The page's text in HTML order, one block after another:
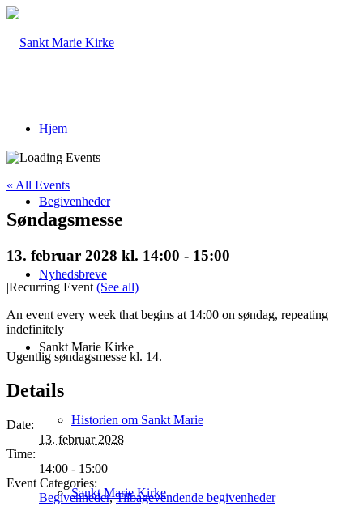
Hjem
Begivenheder
Nyhedsbreve
Sankt Marie Kirke
Historien om Sankt Marie
Sankt Marie Kirke
« All Events
Søndagsmesse
13. februar 2028 kl. 14:00 - 15:00
|Recurring Event (See all)
An event every week that begins at 14:00 on søndag, repeating
indefinitely
Ugentlig søndagsmesse kl. 14.
Details
Date:
13. februar 2028
Time:
14:00 - 15:00
Event Categories:
Begivenheder,Tilbagevendende begivenheder